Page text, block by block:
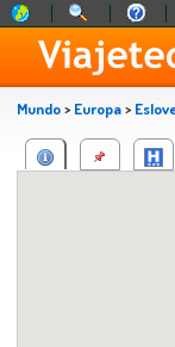
Mundo> Europa>